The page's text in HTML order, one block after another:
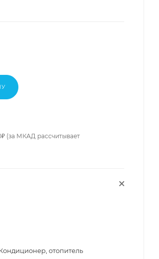
(за МКАД рассчитывает
отопитель